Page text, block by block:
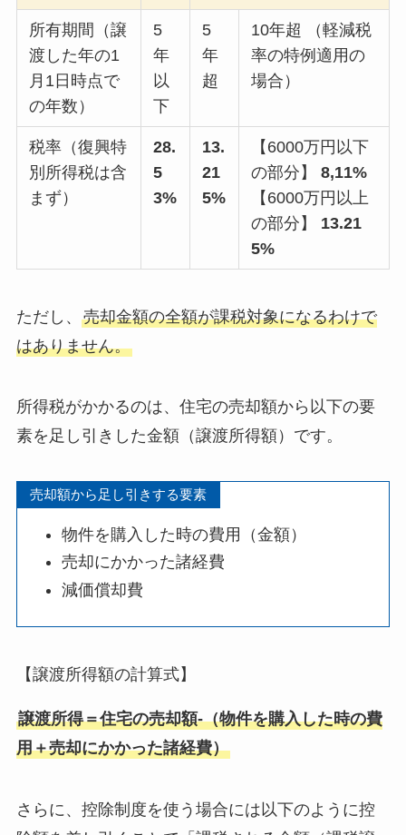
所有期間（譲
渡した年の1
月1日時点で
の年数）
5
年
以
下
5
年
超
10年超 （軽減税
率の特例適用の
場合）
税率（復興特
別所得税は含
まず）
28.
5
3%
13.
21
5%
【6000万円以下
の部分】8,11%
【6000万円以上
の部分】 13.21
5%
ただし、 売却金額の全額が課税対象になるわけで
はありません。
所得税がかかるのは、住宅の売却額から以下の要
素を足し引きした金額（譲渡所得額）です。
売却額から足し引きする要素
物件を購入した時の費用（金額）
売却にかかった諸経費
減価償却費
【譲渡所得額の計算式】
譲渡所得＝住宅の売却額-（物件を購入した時の費
用＋売却にかかった諸経費）
さらに、控除制度を使う場合には以下のように控